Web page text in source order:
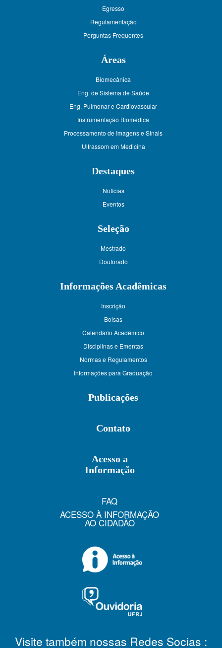
Egresso
Regulamentação
Perguntas Frequentes
Áreas
Biomecânica
Eng. de Sistema de Saúde
Eng. Pulmonar e Cardiovascular
Instrumentação Biomédica
Processamento de Imagens e Sinais
Ultrassom em Medicina
Destaques
Notícias
Eventos
Seleção
Mestrado
Doutorado
Informações Acadêmicas
Inscrição
Bolsas
Calendário Acadêmico
Disciplinas e Ementas
Normas e Regulamentos
Informações para Graduação
Publicações
Contato
Acesso a
Informação
FAQ
ACESSO À INFORMAÇÃO
AO CIDADÃO
Visite também nossas Redes Socias :